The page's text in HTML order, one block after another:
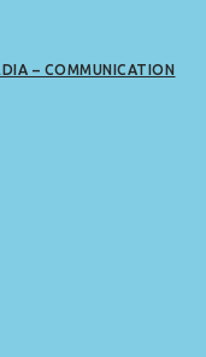
– COMMUNICATION